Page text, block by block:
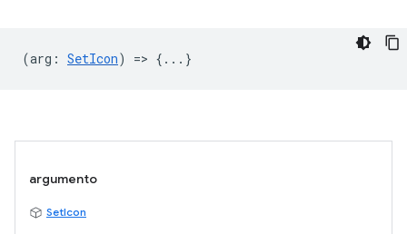
(arg : SetIcon) => {...}
argumento
SetIcon